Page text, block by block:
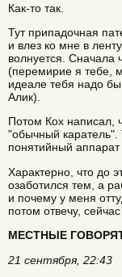
Как-то так.
Тут припадочная
и влез ко мне в
волнуется. Сначала
(перемирие я тебе,
идеале тебя надо бы
Алик).
Потом Кох написал,
"обычный каратель".
понятийный
Характерно, что до
озаботился тем, а
и почему у меня
потом отвечу,
МЕСТНЫЕ
21 сентября, 22:43